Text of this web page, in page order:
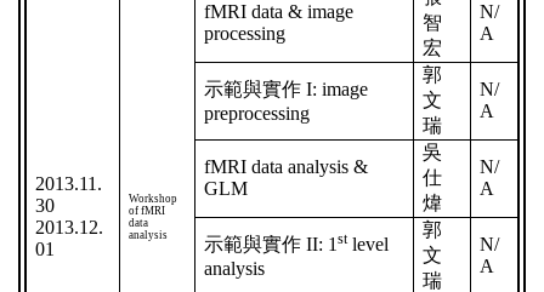
2013.11.
30
2013.12.
01
Workshop
of fMRI
data
analysis
fMRI data & image
processing
智
宏
N/
A
示範與實作 I: image
preprocessing
郭
文
瑞
N/
A
fMRI data analysis &
GLM
吳
仕
煒
N/
A
示範與實作 II: 1stlevel
analysis
郭
文
瑞
N/
A